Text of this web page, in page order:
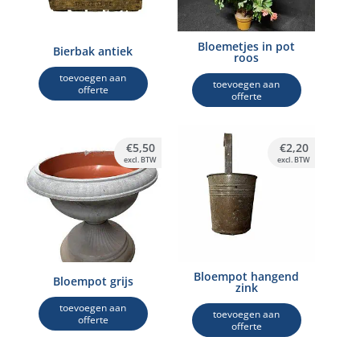
Bierbak antiek
toevoegen aan
offerte
Bloemetjes in pot
roos
toevoegen aan
offerte
Bloempot grijs
toevoegen aan
offerte
€5,50
excl. BTW
Bloempot hangend
zink
toevoegen aan
offerte
€2,20
excl. BTW